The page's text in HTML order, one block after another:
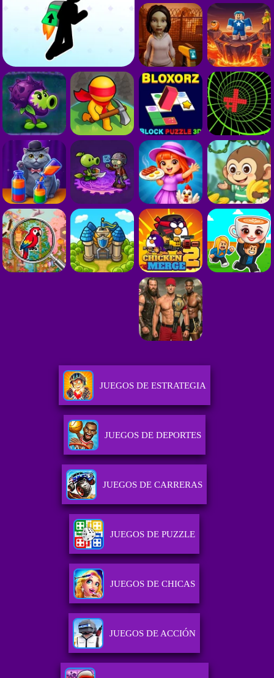
JUEGOS DE ESTRATEGIA
JUEGOS DE DEPORTES
JUEGOS DE CARRERAS
JUEGOS DE PUZZLE
JUEGOS DE CHICAS
JUEGOS DE ACCIÓN